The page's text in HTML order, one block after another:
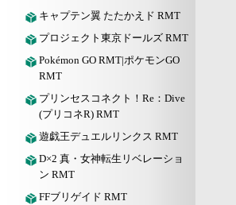
キャプテン翼 たたかえド RMT
プロジェクト東京ドールズ RMT
Pokémon GO RMT|ポケモンGO
RMT
プリンセスコネクト！Re：Dive
(プリコネR) RMT
遊戯王デュエルリンクス RMT
D×2 真・女神転生リベレーショ
ン RMT
FFブリゲイド RMT